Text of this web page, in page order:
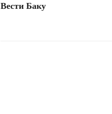
Вести Баку